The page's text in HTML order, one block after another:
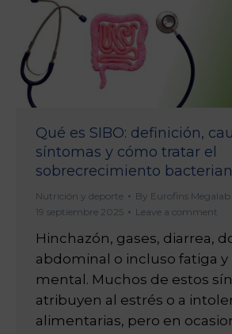
Qué es SIBO: definición,
síntomas y cómo tratar el
sobrecrecimiento
Nutrición y deporte By Eurofins Megalab
19 septiembre 2025
Leave a comment
Hinchazón, gases, diarrea,
abdominal o incluso fatiga y
mental. Muchos de estos
atribuyen al estrés o a
alimentarias, pero en